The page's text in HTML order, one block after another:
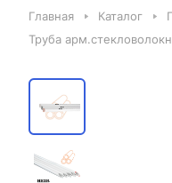
Главная Каталог
Труба